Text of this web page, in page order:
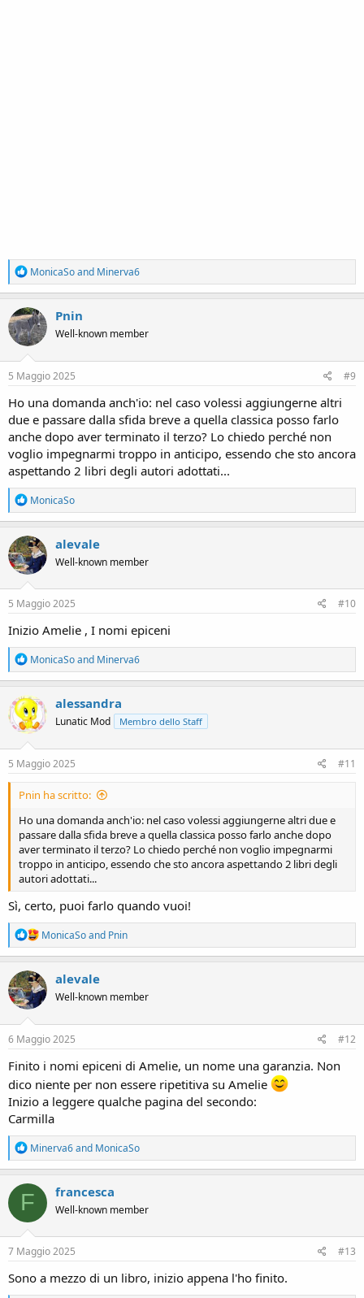
R
e
a
c
t
i
o
n
s
MonicaSoand Minerva6
Pnin
Well-known member
5 Maggio 2025 #9
Ho una domanda anch'io: nel caso volessi aggiungerne altri
due e passare dalla sfida breve a quella classica posso farlo
anche dopo aver terminato il terzo? Lo chiedo perché non
voglio impegnarmi troppo in anticipo, essendo che sto ancora
aspettando 2 libri degli autori adottati...
R
e
a
c
t
i
o
n
s
MonicaSo
alevale
Well-known member
5 Maggio 2025 #10
Inizio Amelie , I nomi epiceni
R
e
a
c
t
i
o
n
s
MonicaSoand Minerva6
alessandra
Lunatic Mod Membro dello Staff
5 Maggio 2025 #11
Pnin ha scritto:
Ho una domanda anch'io: nel caso volessi aggiungerne altri due e
passare dalla sfida breve a quella classica posso farlo anche dopo
aver terminato il terzo? Lo chiedo perché non voglio impegnarmi
troppo in anticipo, essendo che sto ancora aspettando 2 libri degli
autori adottati...
Sì, certo, puoi farlo quando vuoi!
R
e
a
t
i
n
s
MonicaSoand Pnin
alevale
Well-known member
6 Maggio 2025 #12
Finito i nomi epiceni di Amelie, un nome una garanzia. Non
dico niente per non essere ripetitiva su Amelie
Inizio a leggere qualche pagina del secondo:
Carmilla
R
e
a
c
t
o
n
s
Minerva6and MonicaSo
F francesca
Well-known member
7 Maggio 2025 #13
Sono a mezzo di un libro, inizio appena l'ho finito.